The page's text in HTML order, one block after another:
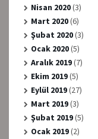
Nisan 2020(3)
Mart 2020(6)
Şubat 2020(3)
Ocak 2020(5)
Aralık 2019(7)
Ekim 2019(5)
Eylül 2019(27)
Mart 2019(3)
Şubat 2019(5)
Ocak 2019(2)